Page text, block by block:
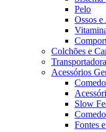
Pelo
Ossos
Colchões e
Acessórios
Slow
Fontes